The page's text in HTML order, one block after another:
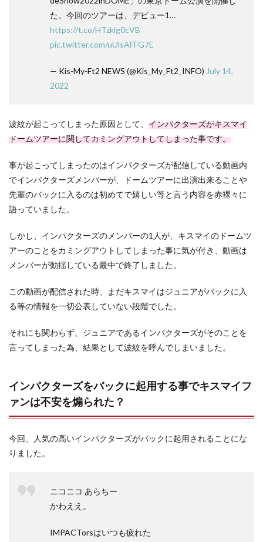
た。今回のツアーは、デビュー1…
https://t.co/HTzklg0cVB
pic.twitter.com/uUlsAFFG7E
— Kis-My-Ft2 NEWS (@Kis_My_Ft2_INFO) July 14,
2022
波紋が起こってしまった原因として、 インパクターズがキスマイ
ドームツアーに関してカミングアウトしてしまった事です。
事が起こってしまったのはインパクターズが配信している動画内
でインパクターズメンバーが、ドームツアーに出演出来ることや
先輩のバックに入るのは初めてで嬉しい等と言う内容を赤裸々に
語っていました。
しかし、インパクターズのメンバーの1人が、キスマイのドームツ
アーのことをカミングアウトしてしまった事に気が付き、動画は
メンバーが動揺している最中で終了しました。
この動画が配信された時、まだキスマイはジュニアがバックに入
る等の情報を一切公表していない段階でした。
それにも関わらず、ジュニアであるインパクターズがそのことを
言ってしまった為、結果として波紋を呼んでしまいました。
インパクターズをバックに起用する事でキスマイフ
ァンは不安を煽られた？
今回、人気の高いインパクターズがバックに起用されることにな
りました。
ニコニコ あらちー
かわええ。
IMPACTorsはいつも疲れた